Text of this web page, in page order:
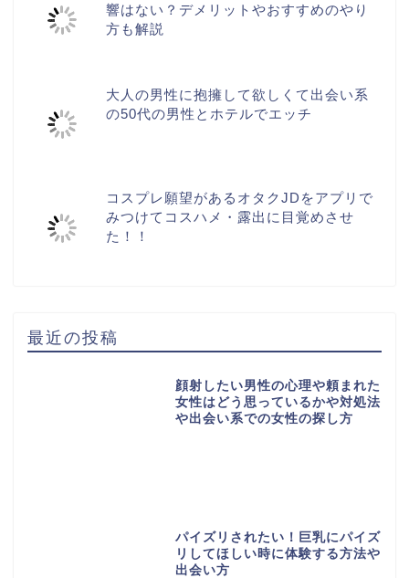
響はない？デメリットやおすすめのやり
方も解説
大人の男性に抱擁して欲しくて出会い系
の50代の男性とホテルでエッチ
コスプレ願望があるオタクJDをアプリで
みつけてコスハメ・露出に目覚めさせ
た！！
最近の投稿
顔射したい男性の心理や頼まれた
女性はどう思っているかや対処法
や出会い系での女性の探し方
パイズリされたい！巨乳にパイズ
リしてほしい時に体験する方法や
出会い方